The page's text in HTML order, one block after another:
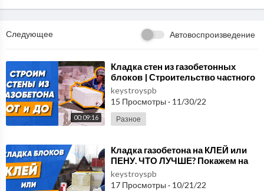
Следующее Автовоспроизведение
00:09:16
⁣Кладка стен из газобетонных
блоков | Строительство частного
дома из газобетона | Строим дом
с нуля
keystroyspb
15 Просмотры · 11/30/22
Разное
⁣Кладка газобетона на КЛЕЙ или
ПЕНУ. ЧТО ЛУЧШЕ? Покажем на
что мы укладываем газоблоки
keystroyspb
17 Просмотры · 10/21/22